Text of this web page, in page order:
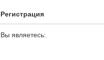
Регистрация
Вы являетесь: